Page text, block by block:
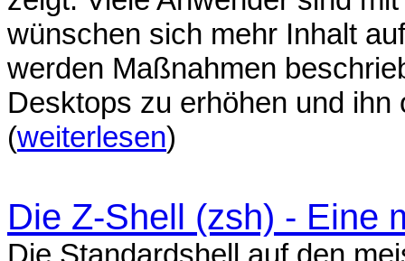
wünschen sich mehr Inhalt
werden Maßnahmen
Desktops zu erhöhen und
(weiterlesen)
Die Z-Shell (zsh) - Eine